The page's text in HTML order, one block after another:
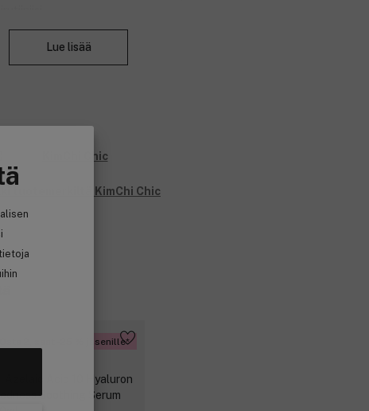
Lue lisää
tuotemerkiltä KimChi Chic
Osta 2, saat -25 % jäsenille